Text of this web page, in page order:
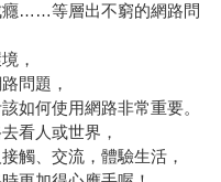
癮……等層出不窮的網路問
，
問題，
如何使用網路非常重要。
看人或世界，
觸、交流，體驗生活，